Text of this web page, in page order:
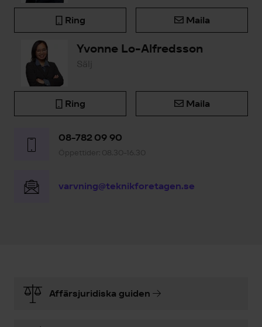
Ring Maila
Yvonne Lo-Alfredsson
Sälj
Ring Maila
08-782 09 90
Öppettider: 08.30-16.30
varvning@teknikforetagen.se
Affärsjuridiska guiden